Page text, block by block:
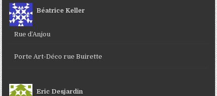
Béatrice Keller
Rue d’Anjou
Porte Art-Déco rue Buirette
Eric Desjardin